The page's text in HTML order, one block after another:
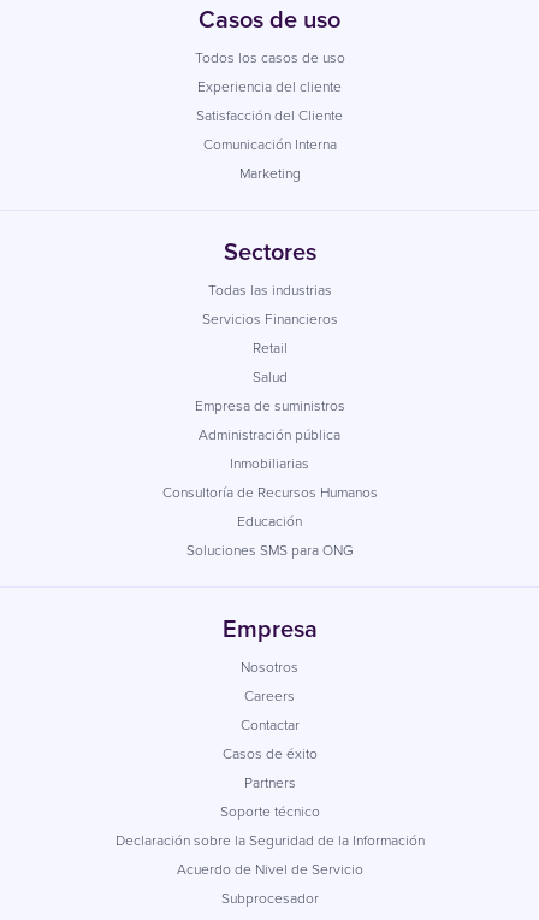
Casos de uso
Todos los casos de uso
Experiencia del cliente
Satisfacción del Cliente
Comunicación Interna
Marketing
Sectores
Todas las industrias
Servicios Financieros
Retail
Salud
Empresa de suministros
Administración pública
Inmobiliarias
Consultoría de Recursos Humanos
Educación
Soluciones SMS para ONG
Empresa
Nosotros
Careers
Contactar
Casos de éxito
Partners
Soporte técnico
Declaración sobre la Seguridad de la Información
Acuerdo de Nivel de Servicio
Subprocesador